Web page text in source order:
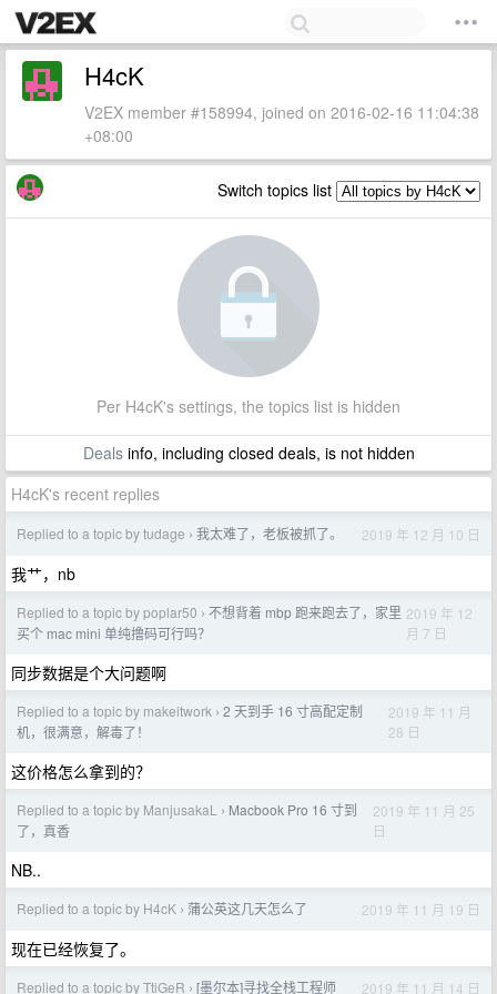
H4cK
V2EX member #158994, joined on 2016-02-16 11:04:38
+08:00
Switch topics list
Per H4cK's settings, the topics list is hidden
Dealsinfo, including closed deals, is not hidden
H4cK's recent replies
Replied to a topic by tudage › 我太难了，老板被抓了。 2019 年 12 月 10 日
我艹，nb
Replied to a topic by poplar50 › 不想背着 mbp 跑来跑去了，家里
买个 mac mini 单纯撸码可行吗？
2019 年 12
月 7 日
同步数据是个大问题啊
Replied to a topic by makeitwork › 2 天到手 16 寸高配定制
机，很满意，解毒了！
2019 年 11 月
28 日
这价格怎么拿到的？
Replied to a topic by ManjusakaL › Macbook Pro 16 寸到
了，真香
2019 年 11 月 25
日
NB..
Replied to a topic by H4cK › 蒲公英这几天怎么了 2019 年 11 月 19 日
现在已经恢复了。
Replied to a topic by TtiGeR › [墨尔本]寻找全栈工程师 2019 年 11 月 14 日